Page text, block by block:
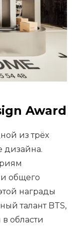
Award
из трёх
дизайна.
общего
награды
талант BTS,
области